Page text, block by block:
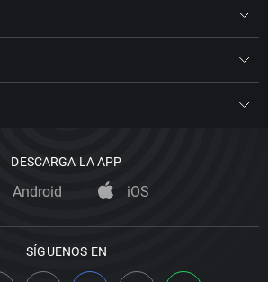
DESCARGA LA APP
Android iOS
SÍGUENOS EN